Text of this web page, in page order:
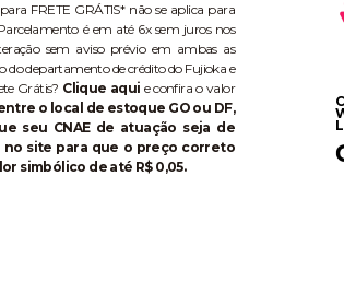
FRETE GRÁTIS* não se aplica para
é em até 6x sem juros nos
sem aviso prévio em ambas as
do departamento de crédito do Fujioka e
Grátis? Clique aqui e confira o valor
o local de estoque GO ou DF,
seu CNAE de atuação seja de
no site para que o preço correto
simbólico de até R$ 0,05.